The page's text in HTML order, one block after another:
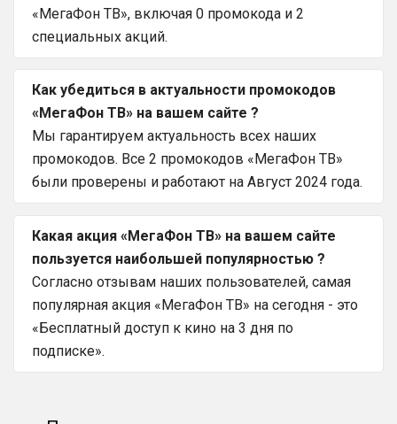
«МегаФон ТВ», включая 0 промокода и 2
специальных акций.
Как убедиться в актуальности промокодов
«МегаФон ТВ» на вашем сайте ?
Мы гарантируем актуальность всех наших
промокодов. Все 2 промокодов «МегаФон ТВ»
были проверены и работают на Август 2024 года.
Какая акция «МегаФон ТВ» на вашем сайте
пользуется наибольшей популярностью ?
Согласно отзывам наших пользователей, самая
популярная акция «МегаФон ТВ» на сегодня - это
«Бесплатный доступ к кино на 3 дня по
подписке».